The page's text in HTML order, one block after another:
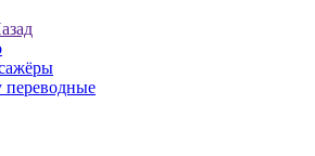
переводные